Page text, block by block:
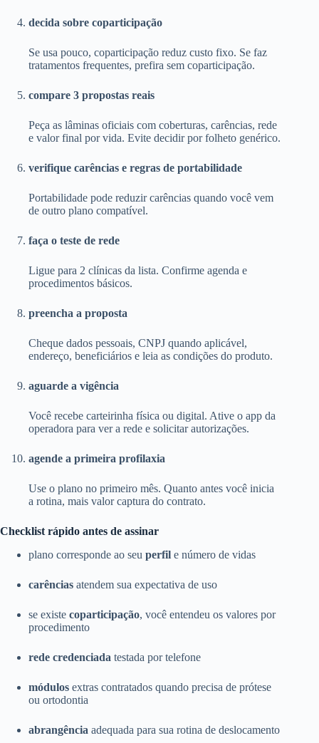
decida sobre coparticipação
Se usa pouco, coparticipação reduz custo fixo. Se faz
tratamentos frequentes, prefira sem coparticipação.
compare 3 propostas reais
Peça as lâminas oficiais com coberturas, carências, rede
e valor final por vida. Evite decidir por folheto genérico.
verifique carências e regras de portabilidade
Portabilidade pode reduzir carências quando você vem
de outro plano compatível.
faça o teste de rede
Ligue para 2 clínicas da lista. Confirme agenda e
procedimentos básicos.
preencha a proposta
Cheque dados pessoais, CNPJ quando aplicável,
endereço, beneficiários e leia as condições do produto.
aguarde a vigência
Você recebe carteirinha física ou digital. Ative o app da
operadora para ver a rede e solicitar autorizações.
agende a primeira profilaxia
Use o plano no primeiro mês. Quanto antes você inicia
a rotina, mais valor captura do contrato.
Checklist rápido antes de assinar
plano corresponde ao seu perfil e número de vidas
carências atendem sua expectativa de uso
se existe coparticipação, você entendeu os valores por
procedimento
rede credenciada testada por telefone
módulos extras contratados quando precisa de prótese
ou ortodontia
abrangência adequada para sua rotina de deslocamento